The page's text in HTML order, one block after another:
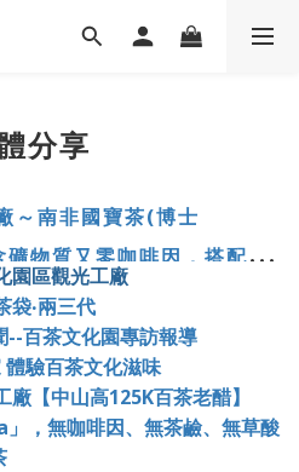
分享
～南非國寶茶(博士
礦物質又零咖啡因，搭配紅
園區觀光工廠
袋‧兩三代
--百茶文化園專訪報導
驗百茶文化滋味
廠【中山高125K百茶老醋】
」，無咖啡因、無茶鹼、無草酸